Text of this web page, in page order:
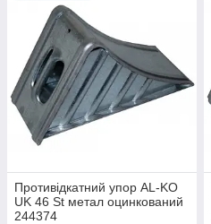
Противідкатний упор AL-KO
UK 46 St метал оцинкований
244374